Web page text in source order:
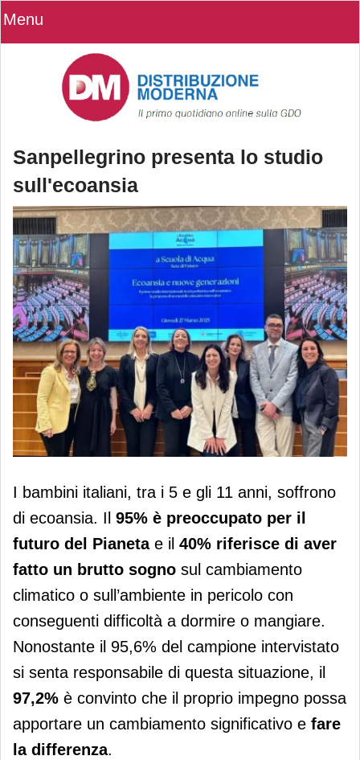
Menu
Sanpellegrino presenta lo studio
sull'ecoansia
Sanpellegrino presenta lo studio
I bambini italiani, tra i 5 e gli 11 anni, soffrono
di ecoansia. Il 95% è preoccupato per il
futuro del Pianetae il 40% riferisce di aver
fatto un brutto sogno sul cambiamento
climatico o sull’ambiente in pericolo con
conseguenti difficoltà a dormire o mangiare.
Nonostante il 95,6% del campione intervistato
si senta responsabile di questa situazione, il
97,2% è convinto che il proprio impegno possa
apportare un cambiamento significativo e fare
la differenza.